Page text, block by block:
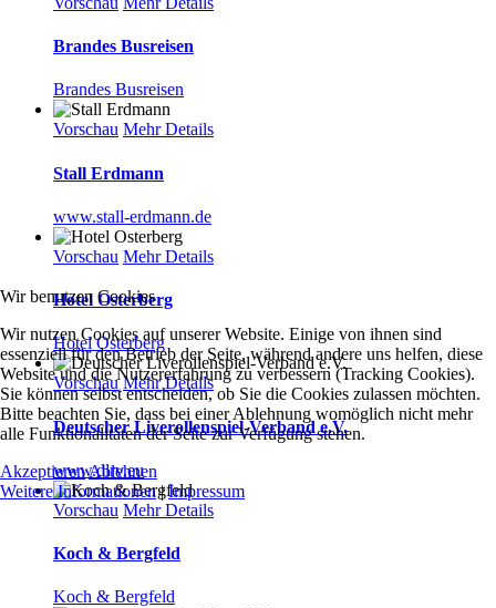
Brandes Busreisen
Brandes Busreisen
Vorschau Mehr Details
Stall Erdmann
www.stall-erdmann.de
Vorschau Mehr Details
Hotel Osterberg
Hotel Osterberg
Vorschau Mehr Details
Deutscher Liverollenspiel-Verband e.V.
www.dlrv.eu
Vorschau Mehr Details
Koch & Bergfeld
Koch & Bergfeld
Wir benutzen Cookies
Wir nutzen Cookies auf unserer Website. Einige von ihnen sind
essenziell für den Betrieb der Seite, während andere uns helfen, diese
Website und die Nutzererfahrung zu verbessern (Tracking Cookies).
Sie können selbst entscheiden, ob Sie die Cookies zulassen möchten.
Bitte beachten Sie, dass bei einer Ablehnung womöglich nicht mehr
alle Funktionalitäten der Seite zur Verfügung stehen.
AkzeptierenAblehnen
Weitere Informationen|Impressum